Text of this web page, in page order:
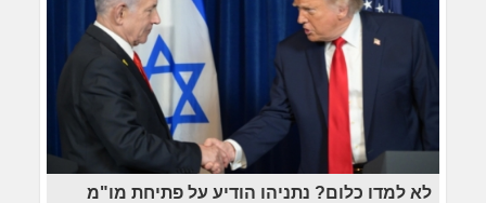
לא למדו כלום? נתניהו הודיע על פתיחת מו"מ